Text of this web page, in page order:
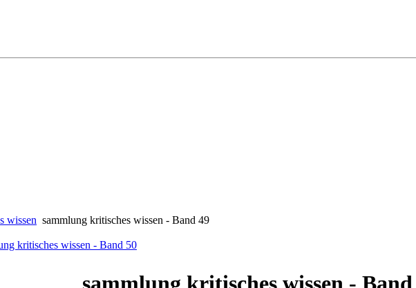
wissen sammlung kritisches wissen - Band 49
kritisches wissen - Band 50